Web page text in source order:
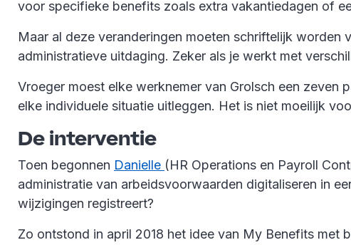
voor specifieke benefits zoals extra vakantiedagen of
Maar al deze veranderingen moeten schriftelijk worden
administratieve uitdaging. Zeker als je werkt met
Vroeger moest elke werknemer van Grolsch een zeven
elke individuele situatie uitleggen. Het is niet moeilijk
De interventie
Toen begonnen Danielle (HR Operations en Payroll
administratie van arbeidsvoorwaarden digitaliseren in
wijzigingen registreert?
Zo ontstond in april 2018 het idee van My Benefits met